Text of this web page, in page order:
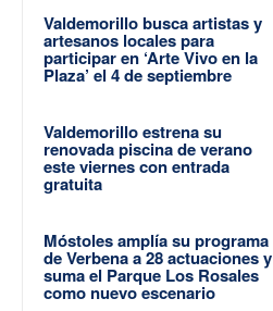
Valdemorillo busca artistas y
artesanos locales para
participar en ‘Arte Vivo en la
Plaza’ el 4 de septiembre
Valdemorillo estrena su
renovada piscina de verano
este viernes con entrada
gratuita
Móstoles amplía su programa
de Verbena a 28 actuaciones y
suma el Parque Los Rosales
como nuevo escenario